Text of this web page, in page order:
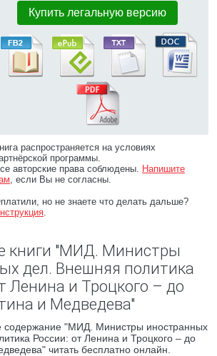
Купить легальную версию
распространяется на условиях
программы.
авторские права соблюдены. Напишите
, если Вы не согласны.
но не знаете что делать дальше?
.
книги "МИД. Министры
дел. Внешняя политика
Ленина и Троцкого – до
и Медведева"
содержание "МИД. Министры иностранных
России: от Ленина и Троцкого – до
читать бесплатно онлайн.